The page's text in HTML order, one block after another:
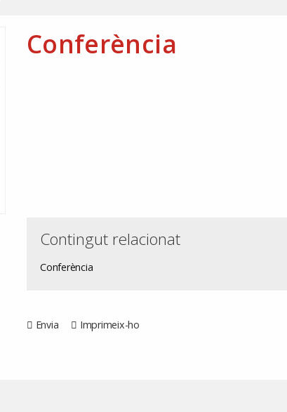
Conferència
Contingut relacionat
Conferència
Envia Imprimeix-ho